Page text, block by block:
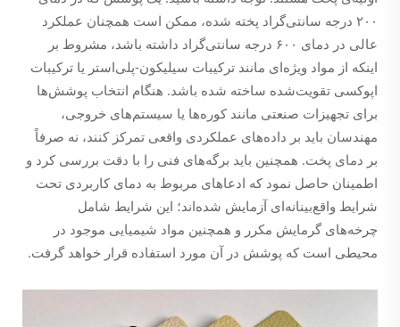
۲۰۰ درجه سانتی‌گراد پخته شده، ممکن است همچنان عملکرد
عالی در دمای ۶۰۰ درجه سانتی‌گراد داشته باشد، مشروط بر
اینکه از مواد ویژه‌ای مانند ترکیبات سیلیکون-پلی‌استر یا ترکیبات
اپوکسی تقویت‌شده ساخته شده باشد. هنگام انتخاب پوشش‌ها
برای تجهیزات صنعتی مانند کوره‌ها یا سیستم‌های خروجی،
مهندسان باید بر داده‌های عملکردی واقعی تمرکز کنند، نه صرفاً
بر دمای پخت. همچنین باید برگه‌های فنی را با دقت بررسی کرد و
اطمینان حاصل نمود که ادعاهای مربوط به دمای کاربردی تحت
شرایط واقع‌بینانه‌ای آزمایش شده‌اند؛ این شرایط شامل
چرخه‌های گرمایش مکرر و همچنین مواد شیمیایی موجود در
محیطی است که پوشش در آن مورد استفاده قرار خواهد گرفت.